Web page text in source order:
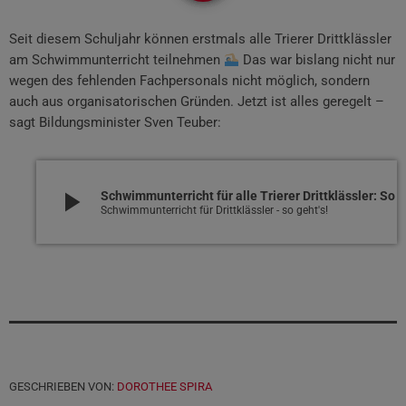
Seit diesem Schuljahr können erstmals alle Trierer Drittklässler
am Schwimmunterricht teilnehmen
Das war bislang nicht nur
wegen des fehlenden Fachpersonals nicht möglich, sondern
auch aus organisatorischen Gründen. Jetzt ist alles geregelt –
sagt Bildungsminister Sven Teuber:
play_arrow Schwimmunterricht für Drittklässler - so geht's!
GESCHRIEBEN VON: DOROTHEE SPIRA